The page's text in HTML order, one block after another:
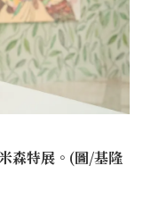
森特展。(圖/基隆